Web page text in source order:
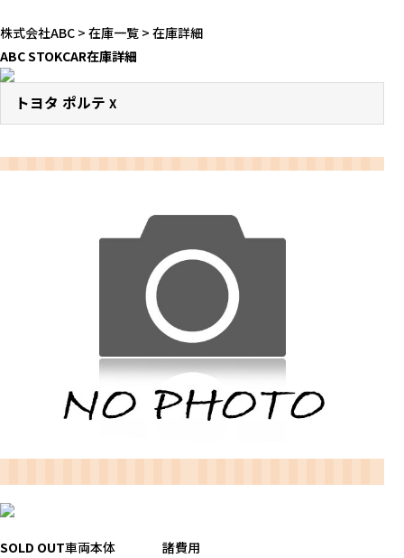
株式会社ABC > 在庫一覧 > 在庫詳細
ABC STOKCAR在庫詳細
トヨタ ポルテ X
SOLD OUT車両本体
諸費用